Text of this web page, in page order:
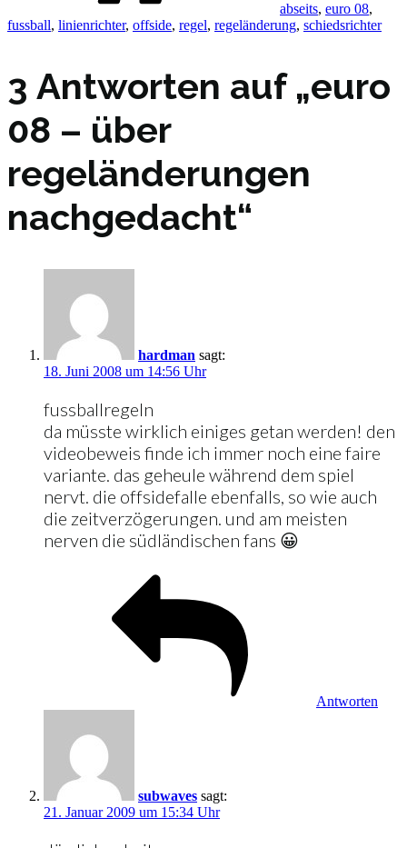
abseits, euro 08,
fussball, linienrichter, offside, regel, regeländerung, schiedsrichter
3 Antworten auf „euro
08 – über
regeländerungen
nachgedacht“
hardman sagt:
18. Juni 2008 um 14:56 Uhr
fussballregeln
da müsste wirklich einiges getan werden! den
videobeweis finde ich immer noch eine faire
variante. das geheule während dem spiel
nervt. die offsidefalle ebenfalls, so wie auch
die zeitverzögerungen. und am meisten
nerven die südländischen fans 😀
Antworten
subwaves sagt:
21. Januar 2009 um 15:34 Uhr